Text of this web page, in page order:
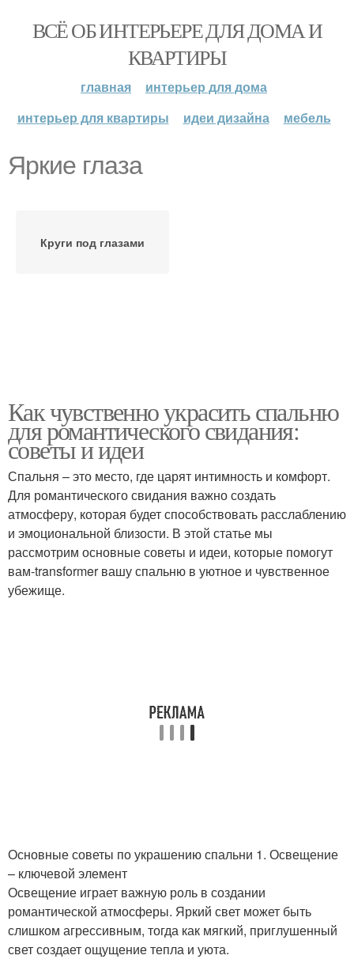
ВСЁ ОБ ИНТЕРЬЕРЕ ДЛЯ ДОМА И
КВАРТИРЫ
главная
интерьер для дома
интерьер для квартиры
идеи дизайна мебель
Яркие глаза
Круги под глазами
Как чувственно украсить спальню
для романтического свидания:
советы и идеи
Спальня – это место, где царят интимность и комфорт.
Для романтического свидания важно создать
атмосферу, которая будет способствовать расслаблению
и эмоциональной близости. В этой статье мы
рассмотрим основные советы и идеи, которые помогут
вам-transformer вашу спальню в уютное и чувственное
убежище.
Основные советы по украшению спальни 1. Освещение
– ключевой элемент
Освещение играет важную роль в создании
романтической атмосферы. Яркий свет может быть
слишком агрессивным, тогда как мягкий, приглушенный
свет создает ощущение тепла и уюта.